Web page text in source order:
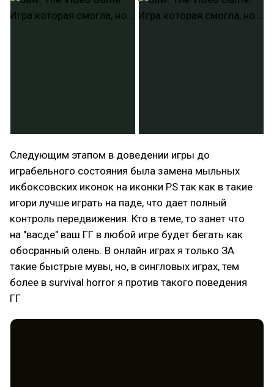
Следующим этапом в доведении игры до
играбельного состояния была замена мыльных
икбоксовских иконок на иконки PS так как в такие
игори лучше играть на паде, что дает полный
контроль передвижения. Кто в теме, то занет что
на "васде" ваш ГГ в любой игре будет бегать как
обосранный олень. В онлайн играх я только ЗА
такие быстрые мувы, но, в сингловых играх, тем
более в survival horror я против такого поведения
ГГ